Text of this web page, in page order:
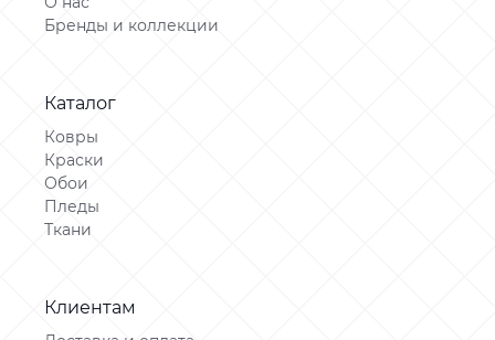
Бренды и коллекции
Каталог
Ковры
Краски
Обои
Пледы
Ткани
Клиентам